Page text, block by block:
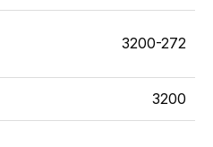
3200-272
3200